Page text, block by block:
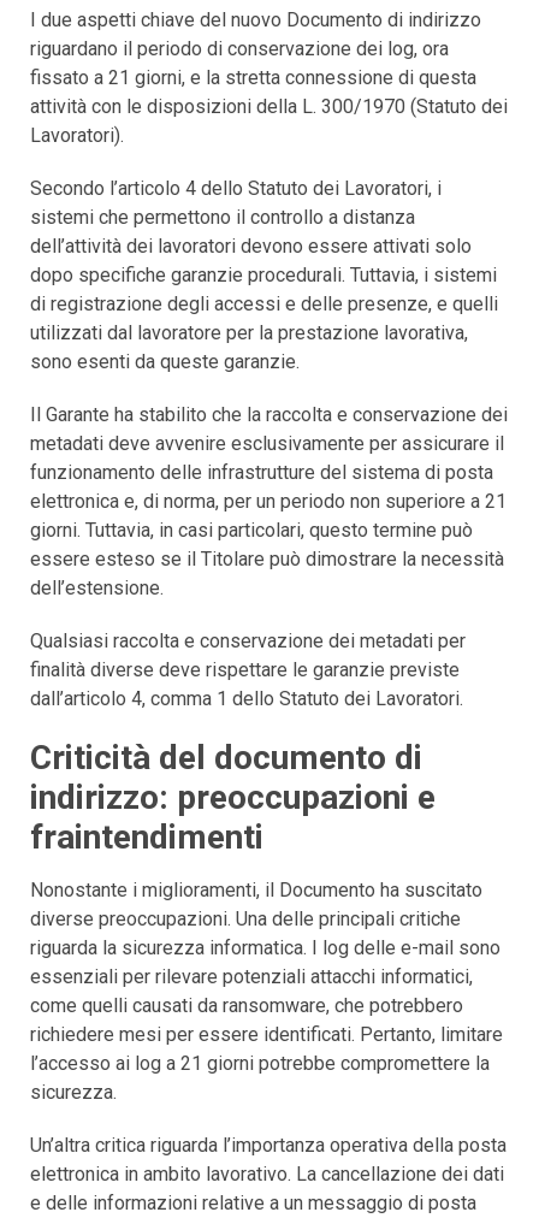
I due aspetti chiave del nuovo Documento di indirizzo
riguardano il periodo di conservazione dei log, ora
fissato a 21 giorni, e la stretta connessione di questa
attività con le disposizioni della L. 300/1970 (Statuto dei
Lavoratori).
Secondo l’articolo 4 dello Statuto dei Lavoratori, i
sistemi che permettono il controllo a distanza
dell’attività dei lavoratori devono essere attivati solo
dopo specifiche garanzie procedurali. Tuttavia, i sistemi
di registrazione degli accessi e delle presenze, e quelli
utilizzati dal lavoratore per la prestazione lavorativa,
sono esenti da queste garanzie.
Il Garante ha stabilito che la raccolta e conservazione dei
metadati deve avvenire esclusivamente per assicurare il
funzionamento delle infrastrutture del sistema di posta
elettronica e, di norma, per un periodo non superiore a 21
giorni. Tuttavia, in casi particolari, questo termine può
essere esteso se il Titolare può dimostrare la necessità
dell’estensione.
Qualsiasi raccolta e conservazione dei metadati per
finalità diverse deve rispettare le garanzie previste
dall’articolo 4, comma 1 dello Statuto dei Lavoratori.
Criticità del documento di
indirizzo: preoccupazioni e
fraintendimenti
Nonostante i miglioramenti, il Documento ha suscitato
diverse preoccupazioni. Una delle principali critiche
riguarda la sicurezza informatica. I log delle e-mail sono
essenziali per rilevare potenziali attacchi informatici,
come quelli causati da ransomware, che potrebbero
richiedere mesi per essere identificati. Pertanto, limitare
l’accesso ai log a 21 giorni potrebbe compromettere la
sicurezza.
Un’altra critica riguarda l’importanza operativa della posta
elettronica in ambito lavorativo. La cancellazione dei dati
e delle informazioni relative a un messaggio di posta